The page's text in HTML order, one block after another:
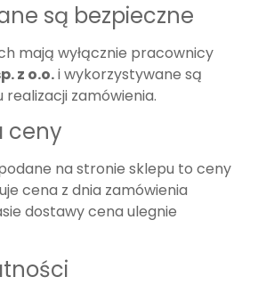
są bezpieczne
mają wyłącznie pracownicy
z o.o.i wykorzystywane są
realizacji zamówienia.
ceny
na stronie sklepu to ceny
cena z dnia zamówienia
dostawy cena ulegnie